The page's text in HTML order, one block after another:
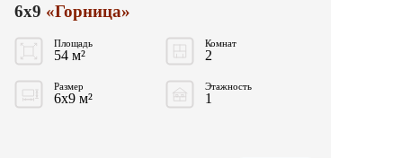
6x9 «Горница»
Площадь
54 м²
Комнат
2
Размер
6x9 м²
Этажность
1